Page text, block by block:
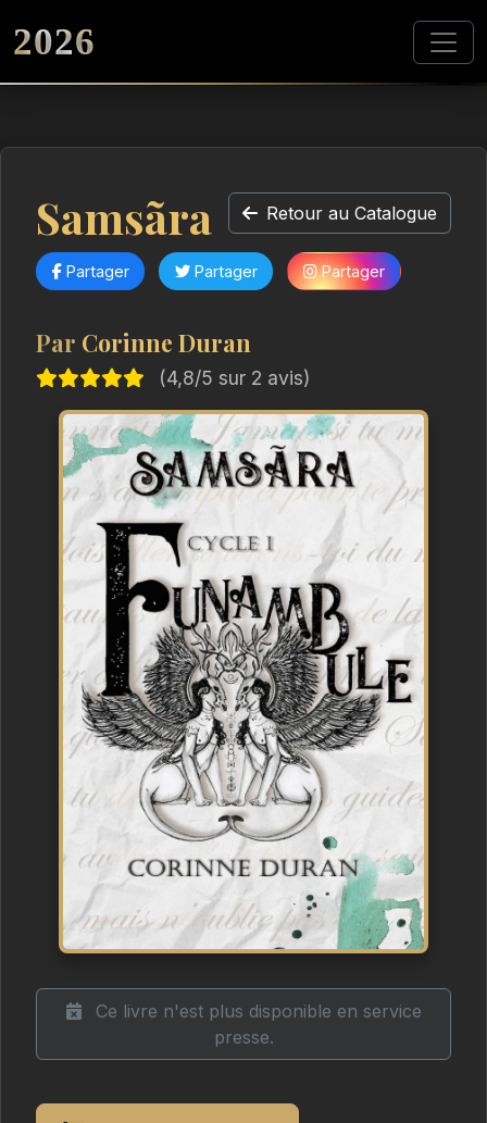
2026
Samsãra Retour au Catalogue
Partager Partager Partager
Par Corinne Duran
(4,8/5 sur 2 avis)
Ce livre n'est plus disponible en service
presse.